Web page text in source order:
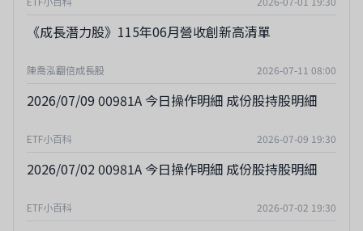
《成長潛力股》115年06月營收創新高清單
陳喬泓翻倍成長股 2026-07-11 08:00
2026/07/09 00981A 今日操作明細 成份股持股明細
ETF小百科 2026-07-09 19:30
2026/07/02 00981A 今日操作明細 成份股持股明細
ETF小百科 2026-07-02 19:30